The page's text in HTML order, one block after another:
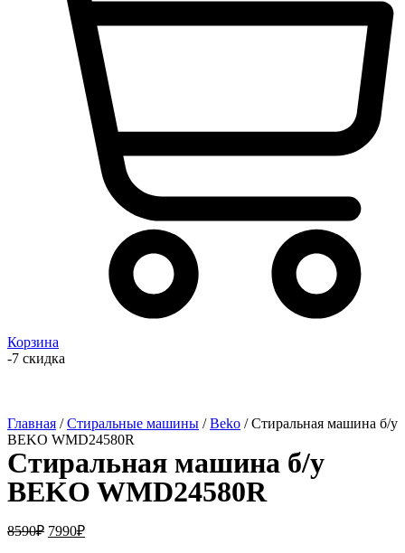
Корзина
-7 скидка
Главная /Стиральные машины /Beko / Стиральная машина б/у
BEKO WMD24580R
Стиральная машина б/у
BEKO WMD24580R
8590₽ 7990₽